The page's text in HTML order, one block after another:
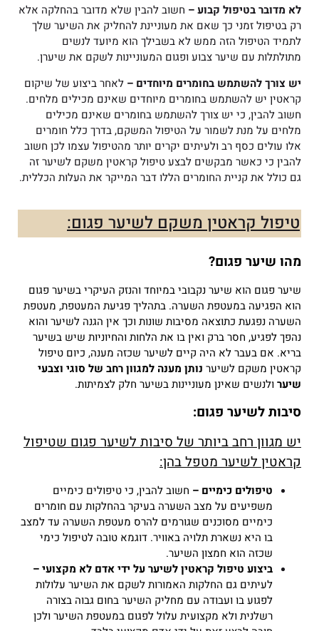
לא מדובר בטיפול קבוע – חשוב להבין שלא מדובר בהחלקה אלא
רק בטיפול זמני כך שאם את מעוניינת להחליק את השיער שלך
לתמיד הטיפול הזה ממש לא בשבילך הוא מיועד לנשים
מתולתלות עם שיער צבוע ופגום המעוניינות לשקם את שיערן.
יש צורך להשתמש בחומרים מיוחדים – לאחר ביצוע של שיקום
קראטין יש להשתמש בחומרים מיוחדים שאינם מכילים מלחים.
חשוב להבין, כי יש צורך להשתמש בחומרים שאינם מכילים
מלחים על מנת לשמור על הטיפול המשקם, בדרך כלל חומרים
אלו עולים כסף רב ולעיתים יקרים יותר מהטיפול עצמו לכן חשוב
להבין כי כאשר מבקשים לבצע טיפול קראטין משקם לשיער זה
גם כולל את קניית החומרים הללו דבר המייקר את העלות הכללית.
טיפול קראטין משקם לשיער פגום:
מהו שיער פגום?
שיער פגום הוא שיער נקבובי במיוחד והנזק העיקרי בשיער פגום
הוא הפגיעה במעטפת השערה. בתהליך פגיעת המעטפת, מעטפת
השערה נפגעת כתוצאה מסיבות שונות וכך אין הגנה לשיער והוא
נהפך לפגיע, חסר ברק ואין בו את הלחות והחיוניות שיש בשיער
בריא. אם בעבר לא היה קיים לשיער שכזה מענה, כיום טיפול
קראטין משקם לשיער נותן מענה למגוון רחב של סוגי וצבעי
שיערולנשים שאינן מעוניינות בשיער חלק לצמיתות.
סיבות לשיער פגום:
יש מגוון רחב ביותר של סיבות לשיער פגום שטיפול
קראטין לשיער מטפל בהן:
טיפולים כימיים – חשוב להבין, כי טיפולים כימיים
משפיעים על מצב השערה בעיקרבהחלקות עם חומרים
כימיים מסוכנים שגורמים להרס מעטפת השערה עד למצב
בו היא נשארת תלויה באוויר. דוגמא טובה לטיפול כימי
שכזה הוא חמצון השיער.
ביצוע טיפול קראטין לשיער על ידי אדם לא מקצועי –
לעיתים גם החלקות האמורות לשקם את השיער עלולות
לפגוע בו ועבודה עם מחליק השיער בחום גבוה בצורה
רשלנית ולא מקצועית עלול לפגום במעטפת השיער ולכן